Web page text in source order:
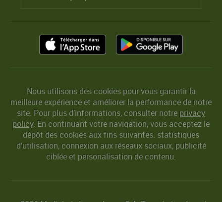
Nous utilisons des cookies pour vous garantir la
meilleure expérience et améliorer la performance de notre
site. Pour plus d’informations, consulter notreprivacy
policy. En continuant votre navigation, vous acceptez le
dépôt des cookies aux fins suivantes: statistiques
d’utilisation, connexion aux réseaux sociaux, publicité
ciblée et personalisation de contenu.